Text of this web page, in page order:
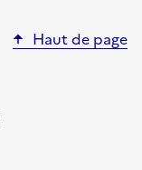
Haut de page